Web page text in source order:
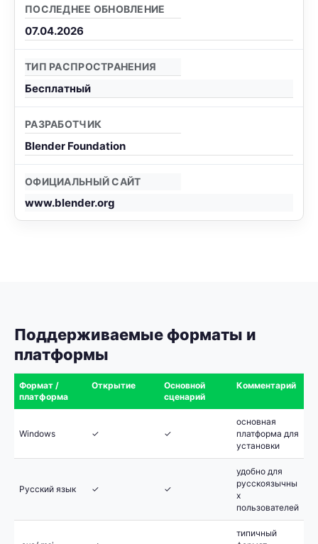
ПОСЛЕДНЕЕ ОБНОВЛЕНИЕ
07.04.2026
ТИП РАСПРОСТРАНЕНИЯ
Бесплатный
РАЗРАБОТЧИК
Blender Foundation
ОФИЦИАЛЬНЫЙ САЙТ
www.blender.org
Поддерживаемые форматы и
платформы
Формат /
платформа
Открытие
Основной
сценарий
Комментарий
Windows ✓ ✓
основная
платформа для
установки
Русский язык ✓ ✓
удобно для
русскоязычны
х
пользователей
типичный